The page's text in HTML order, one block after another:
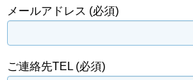
メールアドレス (必須)
ご連絡先TEL (必須)